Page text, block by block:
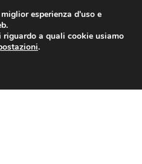
da 7 EUR
/800 580 290
esperienza d'uso e
a quali cookie usiamo
.